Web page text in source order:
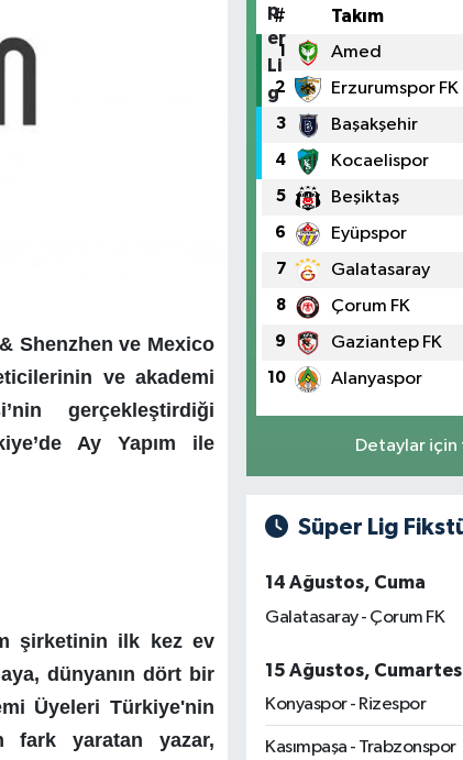
Shenzhen ve Mexico
ve akademi
gerçekleştirdiği
Ay Yapım ile
şirketinin ilk kez ev
dünyanın dört bir
Üyeleri Türkiye'nin
fark yaratan yazar,
# Takım
1 Amed
2 Erzurumspor FK
3 Başakşehir
4 Kocaelispor
5 Beşiktaş
6 Eyüpspor
7 Galatasaray
8 Çorum FK
9 Gaziantep FK
10 Alanyaspor
Detaylar için
Süper Lig
14 Ağustos, Cuma
Galatasaray - Çorum FK
15 Ağustos,
Konyaspor - Rizespor
Kasımpaşa - Trabzonspor